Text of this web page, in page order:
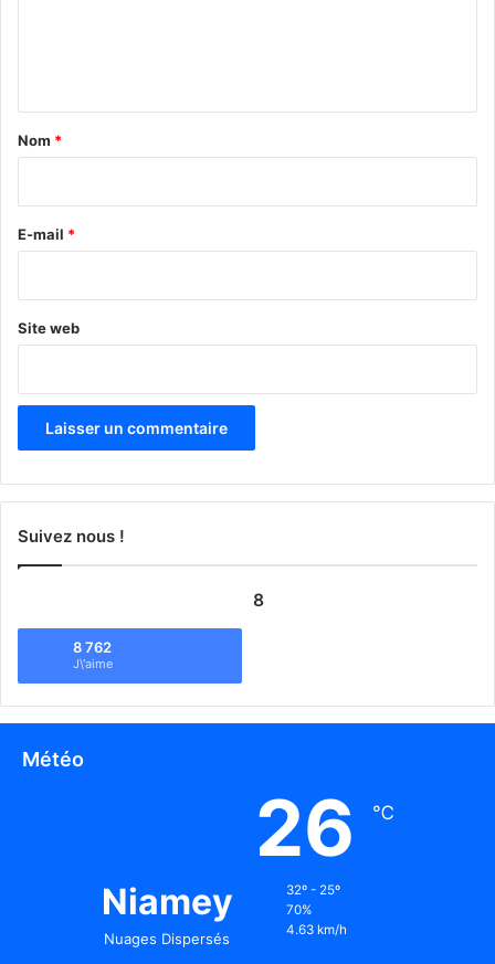
a
e
Nom *
E-mail *
Site web
Suivez nous !
8
8 762
J\'aime
Météo
Niamey
Nuages Dispersés
26 ℃
32º - 25º
70%
4.63 km/h